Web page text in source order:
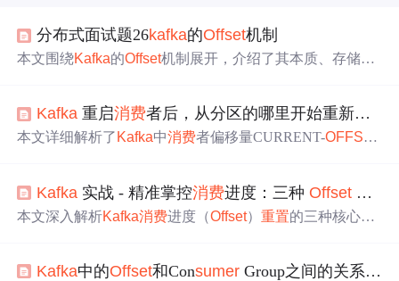
分布式面试题26kafka的Offset机制
本文围绕Kafka的Offset机制展开，介绍了其本质、存储与
等关键问题及解决方案。强调正确理解Offset机制对构建高
可靠Kafka消费者的重要性。
Kafka 重启消费者后，从分区的哪里开始重新消费
本文详细解析了 Kafka中消费者偏移量CURRENT-OFFSE
异，并探讨了数据过期对已提交偏移量的影响。
Kafka 实战 - 精准掌控消费进度：三种 Offset 重置
本文深入解析Kafka消费进度（Offset）重置的三种核心技
位移管理）。重点涵盖各策略的操作方式、适用边界、典
Kafka中的Offset和Consumer Group之间的关系是什么？